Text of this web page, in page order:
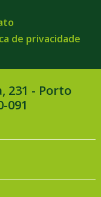
de privacidade
231 - Porto
091